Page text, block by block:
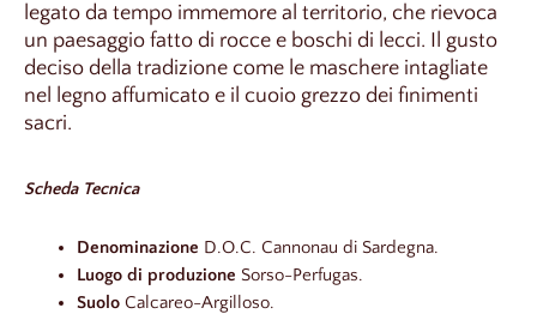
legato da tempo immemore al territorio, che rievoca
un paesaggio fatto di rocce e boschi di lecci. Il gusto
deciso della tradizione come le maschere intagliate
nel legno affumicato e il cuoio grezzo dei finimenti
sacri.
Scheda Tecnica
Denominazione D.O.C. Cannonau di Sardegna.
Luogo di produzione Sorso-Perfugas.
Suolo Calcareo-Argilloso.